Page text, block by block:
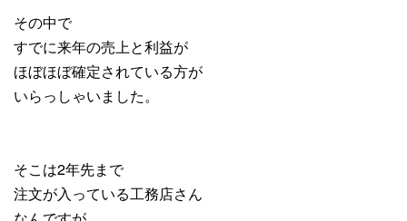
その中で
すでに来年の売上と利益が
ほぼほぼ確定されている方が
いらっしゃいました。
そこは2年先まで
注文が入っている工務店さん